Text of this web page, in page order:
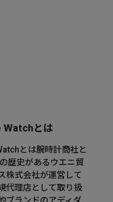
Watchとは
とは腕時計商社と
歴史があるウエニ貿
株式会社が運営して
代理店として取り扱